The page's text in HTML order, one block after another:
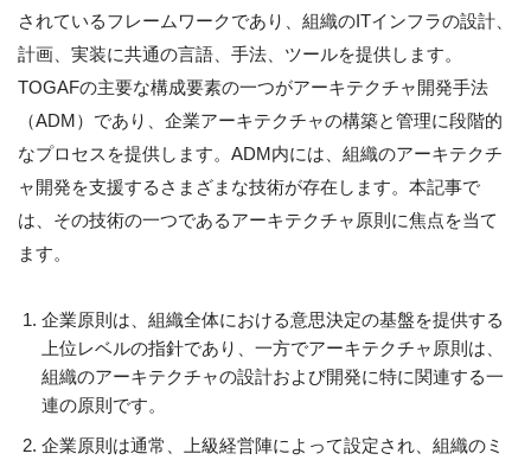
されているフレームワークであり、組織のITインフラの設計、
計画、実装に共通の言語、手法、ツールを提供します。
TOGAFの主要な構成要素の一つがアーキテクチャ開発手法
（ADM）であり、企業アーキテクチャの構築と管理に段階的
なプロセスを提供します。ADM内には、組織のアーキテクチ
ャ開発を支援するさまざまな技術が存在します。本記事で
は、その技術の一つであるアーキテクチャ原則に焦点を当て
ます。
企業原則は、組織全体における意思決定の基盤を提供する
上位レベルの指針であり、一方でアーキテクチャ原則は、
組織のアーキテクチャの設計および開発に特に関連する一
連の原則です。
企業原則は通常、上級経営陣によって設定され、組織のミ